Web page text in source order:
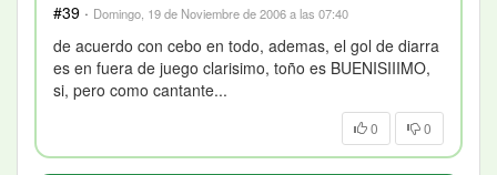
#39 · Domingo, 19 de Noviembre de 2006 a las 07:40
de acuerdo con cebo en todo, ademas, el gol de diarra
es en fuera de juego clarisimo, toño es BUENISIIIMO,
si, pero como cantante...
0 0